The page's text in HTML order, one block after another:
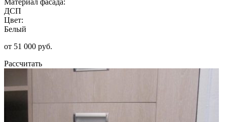
ДСП
Цвет:
Белый
от 51 000 руб.
Рассчитать